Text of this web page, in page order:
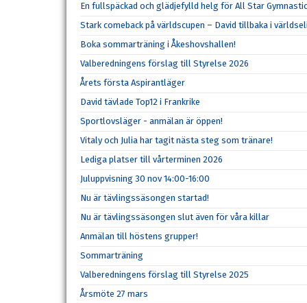
En fullspäckad och glädjefylld helg för All Star
Stark comeback på världscupen – David tillbaka i
Boka sommarträning i Åkeshovshallen!
Valberedningens förslag till Styrelse 2026
Årets första Aspirantläger
David tävlade Top12 i Frankrike
Sportlovsläger - anmälan är öppen!
Vitaly och Julia har tagit nästa steg som tränare!
Lediga platser till vårterminen 2026
Juluppvisning 30 nov 14:00-16:00
Nu är tävlingssäsongen startad!
Nu är tävlingssäsongen slut även för våra killar
Anmälan till höstens grupper!
Sommarträning
Valberedningens förslag till Styrelse 2025
Årsmöte 27 mars